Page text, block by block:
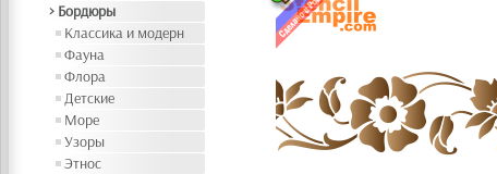
> Бордюры
Классика и модерн
Фауна
Флора
Детские
Море
Узоры
Этнос